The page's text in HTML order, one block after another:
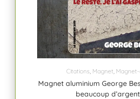
Citations, Magnet,
Magnet aluminium George
beaucoup